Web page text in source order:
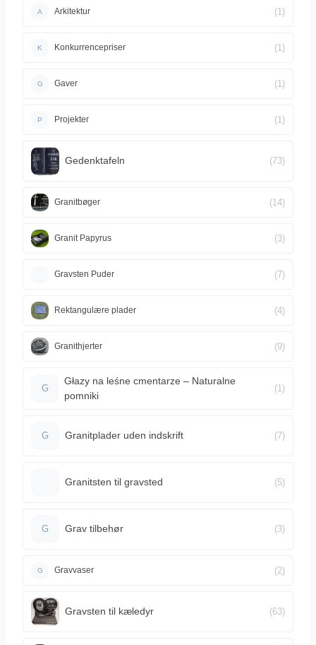
A Arkitektur (1)
K Konkurrencepriser (1)
G Gaver (1)
P Projekter (1)
Gedenktafeln (73)
Granitbøger (14)
Granit Papyrus (3)
Gravsten Puder (7)
Rektangulære plader (4)
Granithjerter (9)
G
Głazy na leśne cmentarze – Naturalne
pomniki
(1)
G Granitplader uden indskrift (7)
Granitsten til gravsted (5)
G Grav tilbehør (3)
G Gravvaser (2)
Gravsten til kæledyr (63)